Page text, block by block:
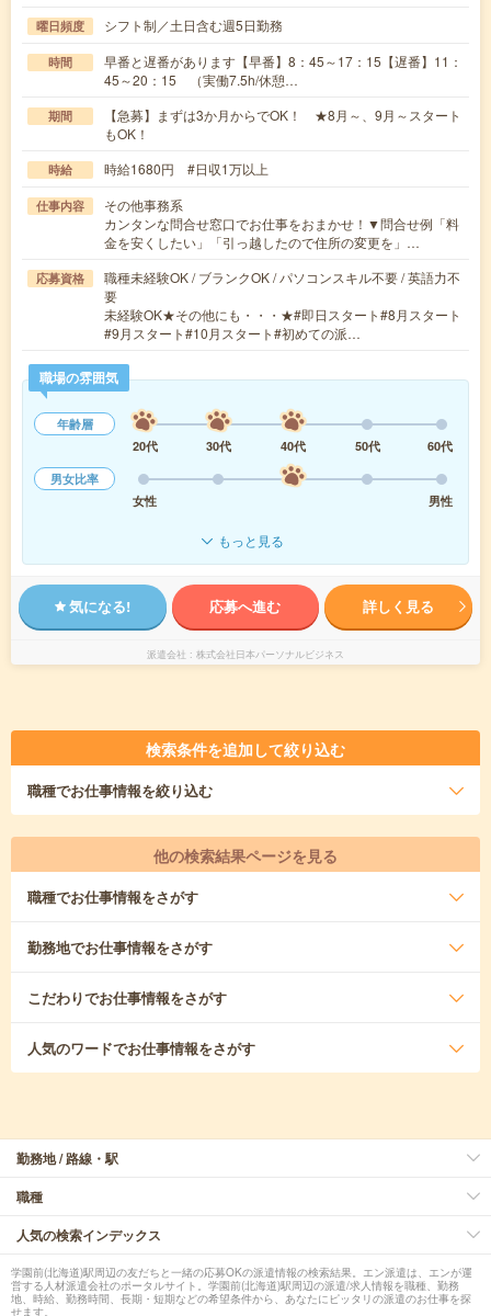
曜日頻度 シフト制／土日含む週5日勤務
時間
早番と遅番があります【早番】8：45～17：15【遅番】11：
45～20：15 （実働7.5h/休憩…
期間
【急募】まずは3か月からでOK！ ★8月～、9月～スタート
もOK！
時給 時給1680円 #日収1万以上
仕事内容
その他事務系
カンタンな問合せ窓口でお仕事をおまかせ！▼問合せ例「料
金を安くしたい」「引っ越したので住所の変更を」…
応募資格
職種未経験OK / ブランクOK / パソコンスキル不要 / 英語力不
要
未経験OK★その他にも・・・★#即日スタート#8月スタート
#9月スタート#10月スタート#初めての派…
職場の雰囲気
年齢層
20代
30代 40代 50代
60代
男女比率
女性
男性
もっと見る
気になる! 応募へ進む 詳しく見る
派遣会社 株式会社日本パーソナルビジネス
検索条件を追加して絞り込む
職種でお仕事情報を絞り込む
他の検索結果ページを見る
職種でお仕事情報をさがす
勤務地でお仕事情報をさがす
こだわりでお仕事情報をさがす
人気のワードでお仕事情報をさがす
勤務地 / 路線・駅
職種
人気の検索インデックス
学園前(北海道)駅周辺の友だちと一緒の応募OKの派遣情報の検索結果。エン派遣は、エンが運
営する人材派遣会社のポータルサイト。学園前(北海道)駅周辺の派遣/求人情報を職種、勤務
地、時給、勤務時間、長期・短期などの希望条件から、あなたにピッタリの派遣のお仕事を探
せます。